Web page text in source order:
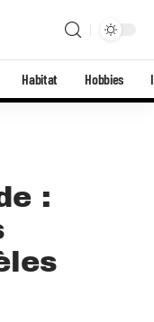
Habitat Hobbies
: